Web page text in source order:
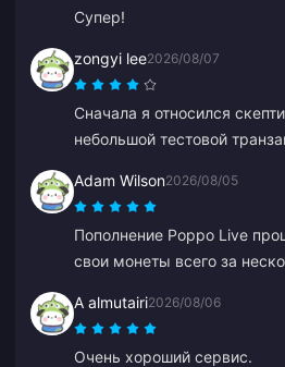
Супер!
zongyi lee2026/08/07
Сначала я относился
небольшой тестовой
намного ниже средних, и
надежная платформа. Пока
такими, я буду
Adam Wilson2026/08/05
Пополнение Poppo Live
свои монеты всего за
A almutairi2026/08/06
Очень хороший сервис.